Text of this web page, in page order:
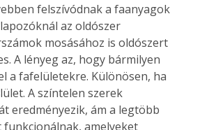
felszívódnak a faanyagok
az oldószer
mosásához is oldószert
A lényeg az, hogy bármilyen
a fafelületekre. Különösen, ha
A színtelen szerek
eredményezik, ám a legtöbb
amelyeket